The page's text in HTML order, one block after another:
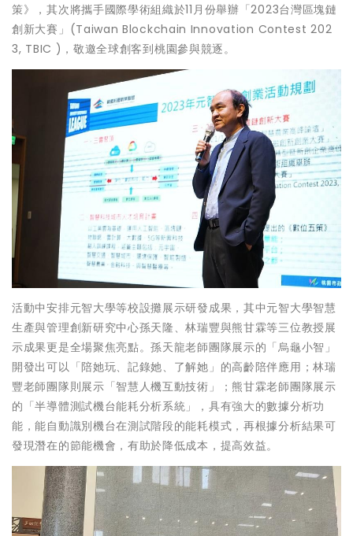
策》，其次將攜手國際學術組織於11月份舉辦「2023台灣區塊鏈
創新大賽」(Taiwan Blockchain Innovation Contest 202
3, TBIC )，敬邀全球創客到桃園參與競逐。
活動中安排元智大學等校設攤展示研發成果，其中元智大學智慧
生產與管理創新研究中心孫天隆、林瑞豐與熊甘霖等三位教授展
示成果更是全場聚焦亮點。孫天龍老師團隊展示的「烏龜小智」
開發出可以「陪她玩、記錄她、了解她」的高齡陪伴應用；林瑞
豐老師團隊則展示「智慧人機互動技術」；熊甘霖老師團隊展示
的「半導體測試機台能耗分析系統」，具有強大的數據分析功
能，能自動識別機台在測試階段的能耗模式，再根據分析結果可
發現潛在的節能機會，有助於降低成本，提高效益。